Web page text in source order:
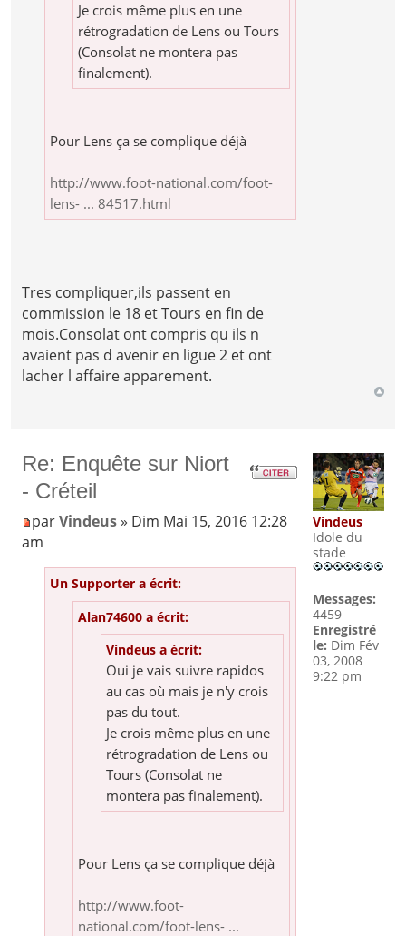
Je crois même plus en une
rétrogradation de Lens ou Tours
(Consolat ne montera pas
finalement).
Pour Lens ça se complique déjà
http://www.foot-national.com/foot-
lens- ... 84517.html
Tres compliquer,ils passent en
commission le 18 et Tours en fin de
mois.Consolat ont compris qu ils n
avaient pas d avenir en ligue 2 et ont
lacher l affaire apparement.
Re: Enquête sur Niort
- Créteil
parVindeus» Dim Mai 15, 2016 12:28
am
Un Supporter a écrit:
Alan74600 a écrit:
Vindeus a écrit:
Oui je vais suivre rapidos
au cas où mais je n'y crois
pas du tout.
Je crois même plus en une
rétrogradation de Lens ou
Tours (Consolat ne
montera pas finalement).
Pour Lens ça se complique déjà
http://www.foot-
national.com/foot-lens- ...
Vindeus
Idole du
stade
Messages:
4459
Enregistré
le: Dim Fév
03, 2008
9:22 pm